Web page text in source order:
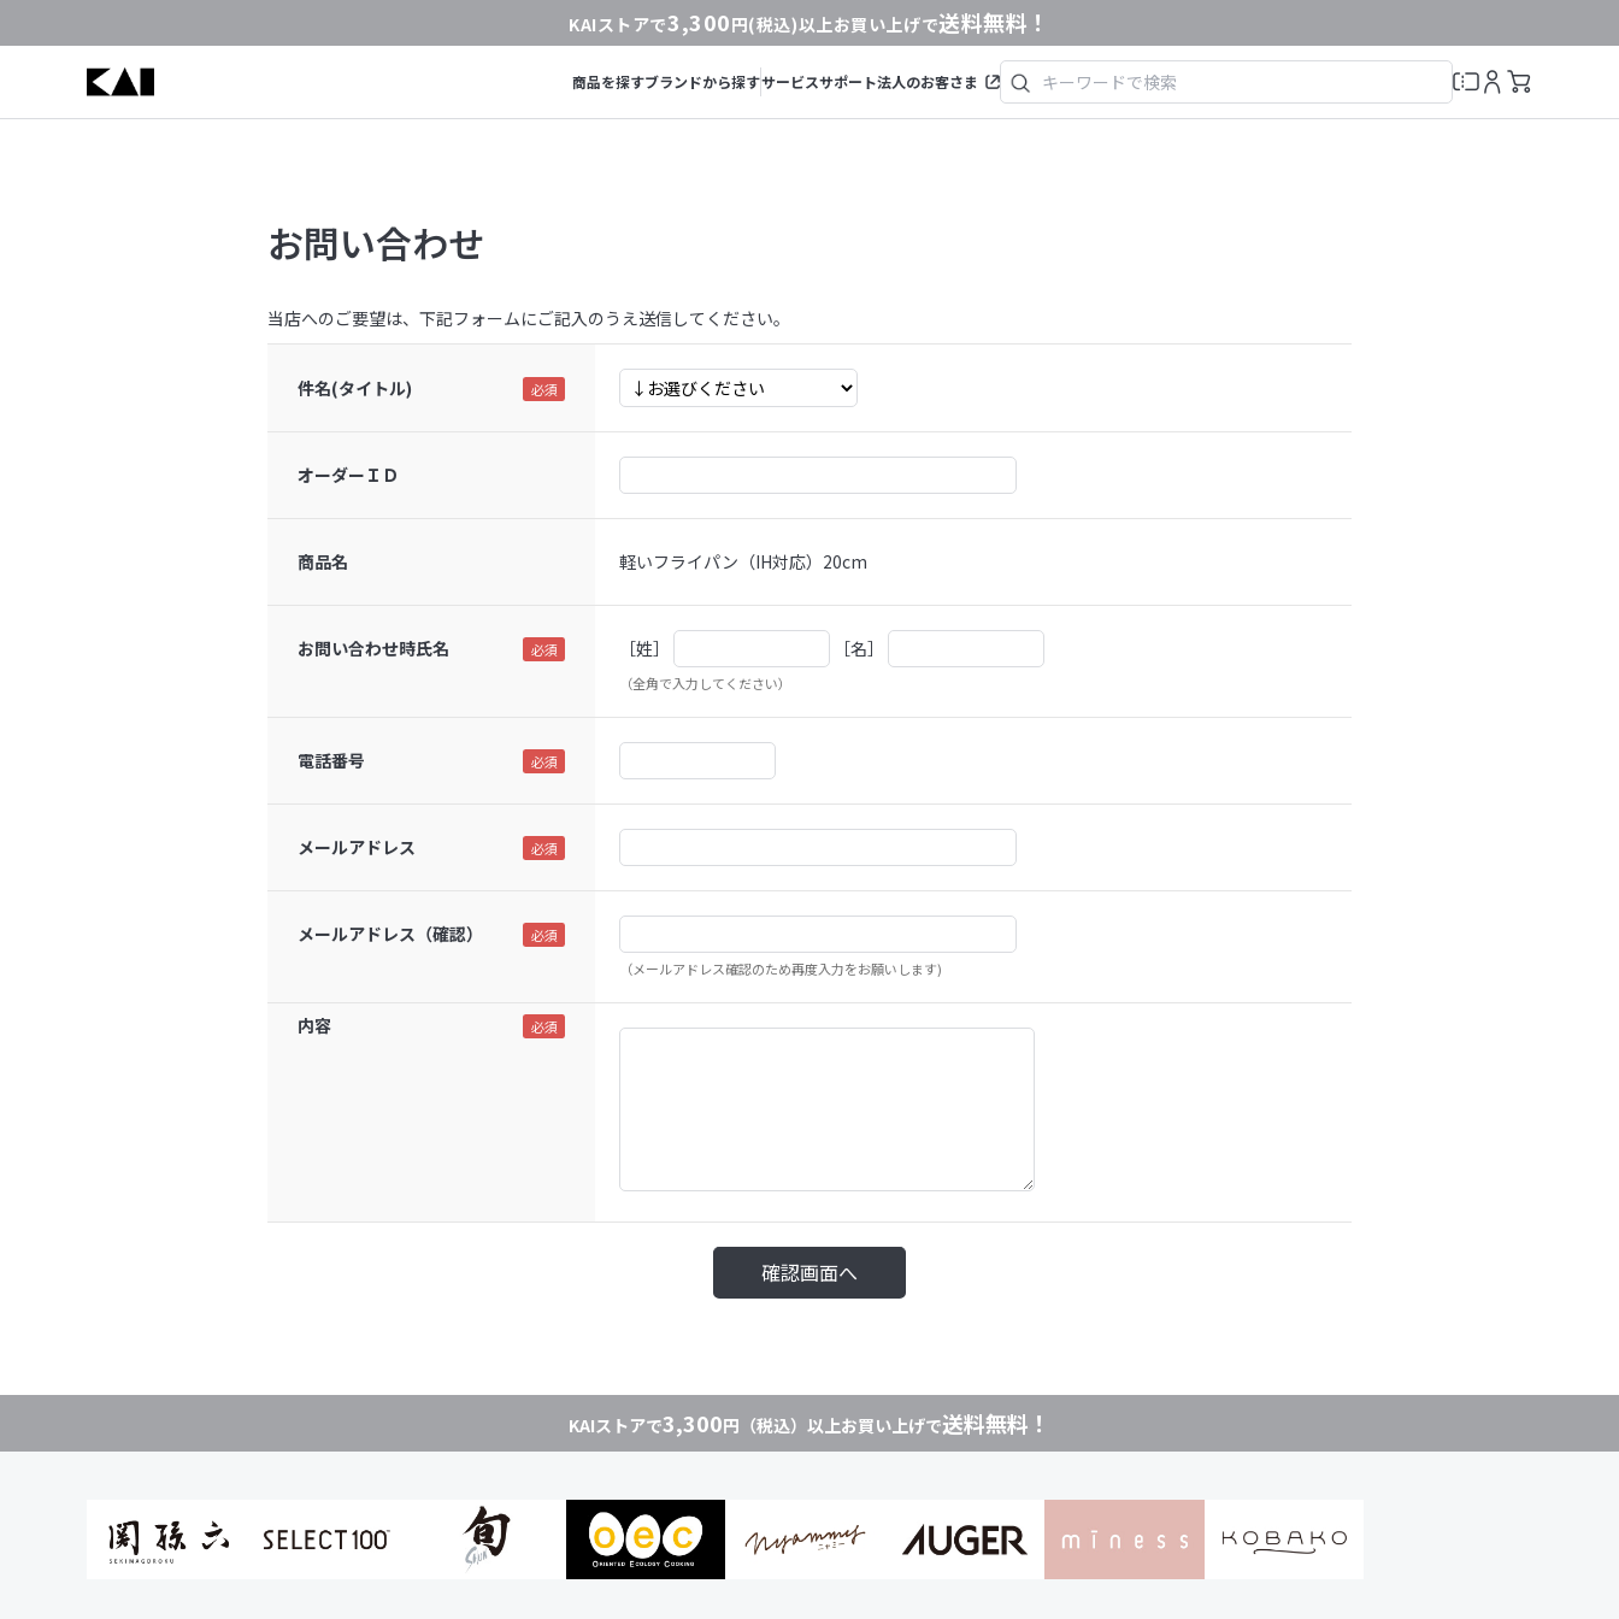
KAIストアで3,300円(税込)以上お買い上げで送料無料！
商品を探すブランドから探すサービスサポート法人のお客さま
お問い合わせ
当店へのご要望は、下記フォームにご記入のうえ送信してください。
件名(タイトル)
オーダーＩＤ
商品名 軽いフライパン（IH対応）20cm
お問い合わせ時氏名 ［姓］ ［名］
（全角で入力してください）
電話番号
メールアドレス
メールアドレス（確認）
（メールアドレス確認のため再度入力をお願いします)
内容
KAIストアで3,300円（税込）以上お買い上げで送料無料！